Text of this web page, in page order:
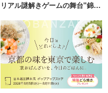
リアル謎解きゲームの舞台"錦糸